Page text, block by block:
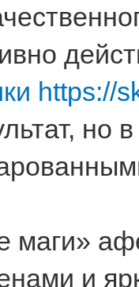
https://
но
маги»
и